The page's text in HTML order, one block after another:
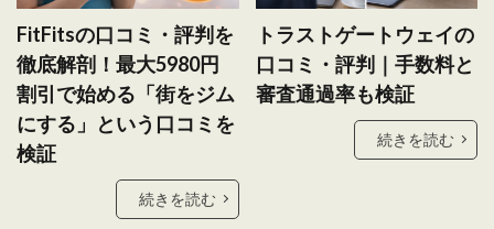
FitFitsの口コミ・評判を
徹底解剖！最大5980円
割引で始める「街をジム
にする」という口コミを
検証
続きを読む
トラストゲートウェイの
口コミ・評判｜手数料と
審査通過率も検証
続きを読む